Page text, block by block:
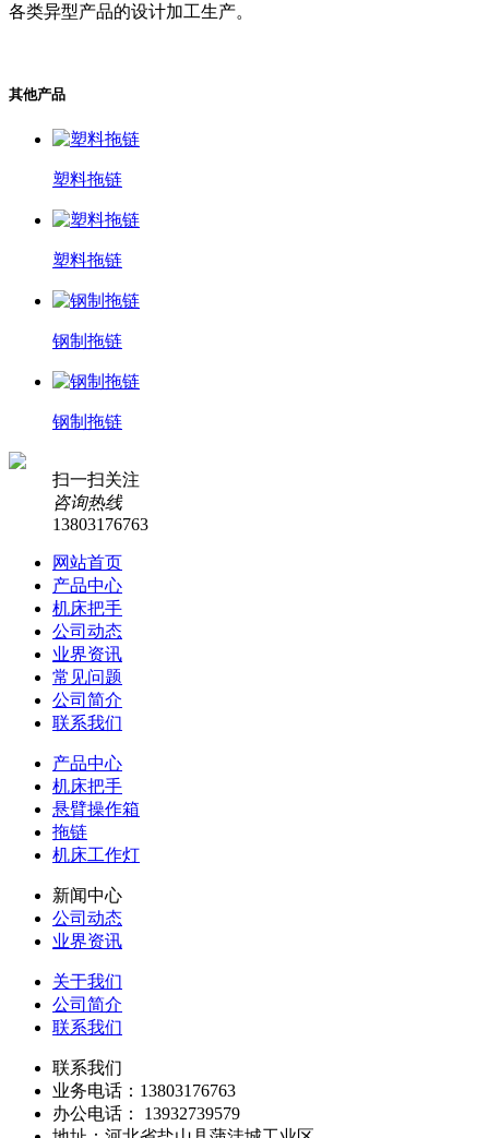
各类异型产品的设计加工生产。
其他产品
塑料拖链
塑料拖链
钢制拖链
钢制拖链
扫一扫关注
咨询热线
13803176763
网站首页
产品中心
机床把手
公司动态
业界资讯
常见问题
公司简介
联系我们
产品中心
机床把手
悬臂操作箱
拖链
机床工作灯
新闻中心
公司动态
业界资讯
关于我们
公司简介
联系我们
联系我们
业务电话：13803176763
办公电话： 13932739579